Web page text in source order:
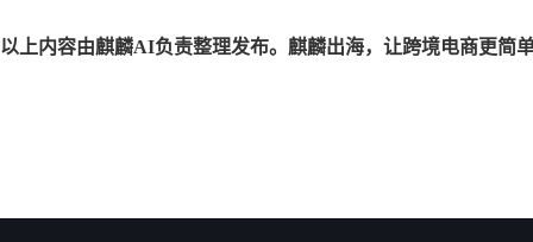
以上内容由麒麟AI负责整理发布。麒麟出海，让跨境电商更简